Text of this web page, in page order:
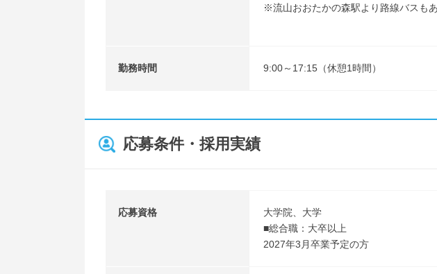
※流山おおたかの森駅より路線バスもあ
勤務時間 9:00～17:15（休憩1時間）
応募条件・採用実績
応募資格
大学院、大学
■総合職：大卒以上
2027年3月卒業予定の方